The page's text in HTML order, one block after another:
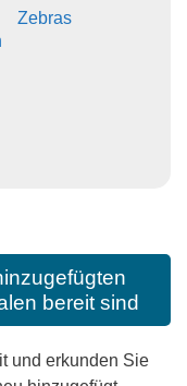
Zebras
bereit sind
und erkunden Sie